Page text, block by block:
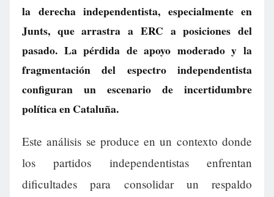
la derecha independentista, especialmente en
Junts, que arrastra a ERC a posiciones del
pasado. La pérdida de apoyo moderado y la
fragmentación del espectro independentista
configuran un escenario de incertidumbre
política en Cataluña.
Este análisis se produce en un contexto donde
los partidos independentistas enfrentan
dificultades para consolidar un respaldo